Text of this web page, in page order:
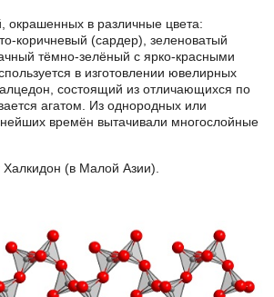
окрашенных в различные цвета:
коричневый (сардер), зеленоватый
тёмно-зелёный с ярко-красными
в изготовлении ювелирных
состоящий из отличающихся по
агатом. Из однородных или
времён вытачивали многослойные
Халкидон (в Малой Азии).